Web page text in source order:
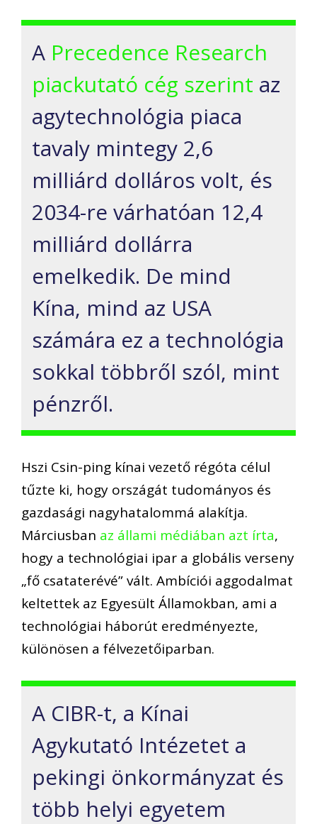
A Precedence Research
piackutató cég szerint az
agytechnológia piaca
tavaly mintegy 2,6
milliárd dolláros volt, és
2034-re várhatóan 12,4
milliárd dollárra
emelkedik. De mind
Kína, mind az USA
számára ez a technológia
sokkal többről szól, mint
pénzről.
Hszi Csin-ping kínai vezető régóta célul
tűzte ki, hogy országát tudományos és
gazdasági nagyhatalommá alakítja.
Márciusban az állami médiában azt írta,
hogy a technológiai ipar a globális verseny
„fő csataterévé” vált. Ambíciói aggodalmat
keltettek az Egyesült Államokban, ami a
technológiai háborút eredményezte,
különösen a félvezetőiparban.
A CIBR-t, a Kínai
Agykutató Intézetet a
pekingi önkormányzat és
több helyi egyetem